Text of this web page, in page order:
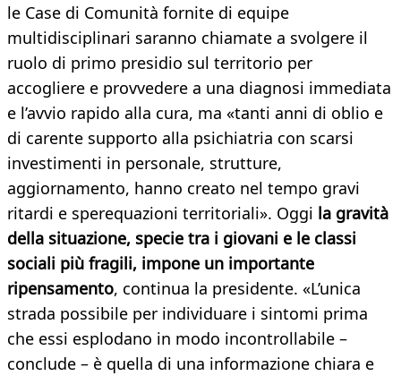
le Case di Comunità fornite di equipe
multidisciplinari saranno chiamate a svolgere il
ruolo di primo presidio sul territorio per
accogliere e provvedere a una diagnosi immediata
e l’avvio rapido alla cura, ma «tanti anni di oblio e
di carente supporto alla psichiatria con scarsi
investimenti in personale, strutture,
aggiornamento, hanno creato nel tempo gravi
ritardi e sperequazioni territoriali». Oggi la gravità
della situazione, specie tra i giovani e le classi
sociali più fragili, impone un importante
ripensamento, continua la presidente. «L’unica
strada possibile per individuare i sintomi prima
che essi esplodano in modo incontrollabile –
conclude – è quella di una informazione chiara e